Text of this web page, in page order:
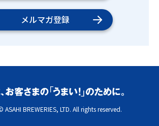
メルマガ登録
BREWERIES, LTD. All rights reserved.